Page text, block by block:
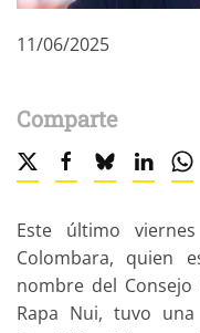
11/06/2025
Comparte
Este último
Colombara, quien
nombre del
Rapa Nui, tuvo